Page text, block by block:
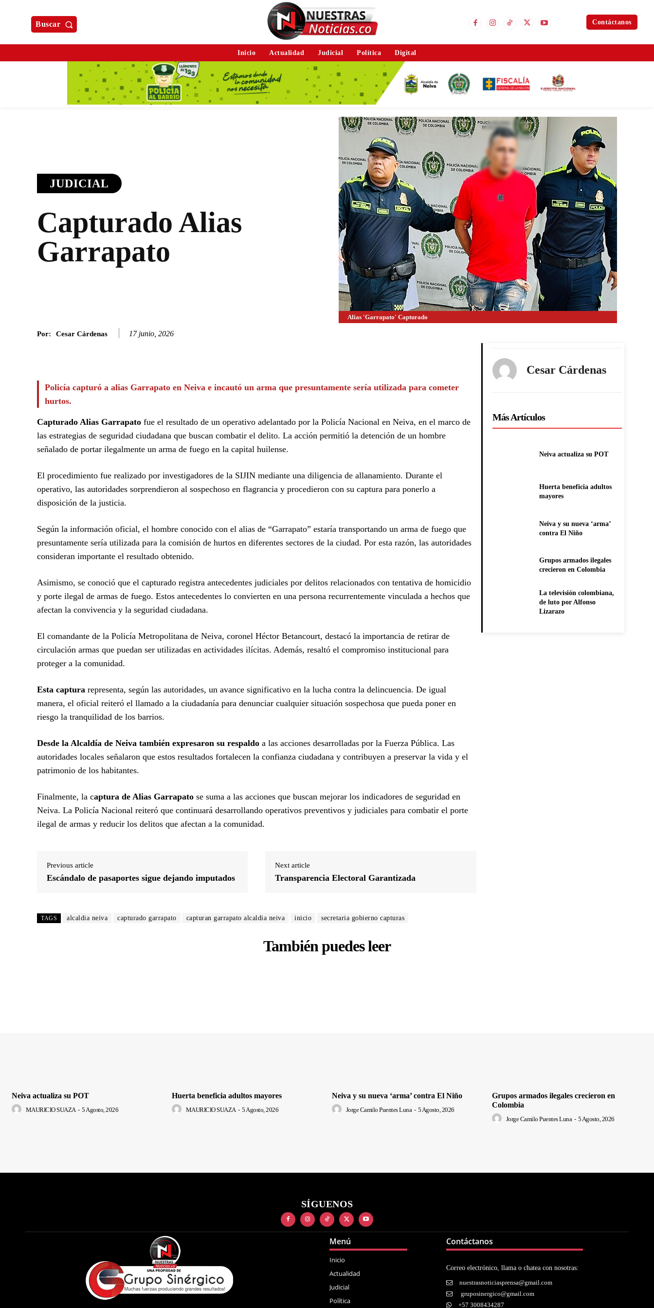
Buscar Contáctanos
Inicio Actualidad Judicial Política Digital
JUDICIAL
Capturado Alias
Garrapato
Alias 'Garrapato' Capturado
Por: Cesar Cárdenas 17 junio, 2026
Policía capturó a alias Garrapato en Neiva e incautó un arma que presuntamente sería utilizada para cometer
hurtos.
Capturado Alias Garrapato fue el resultado de un operativo adelantado por la Policía Nacional en Neiva, en el marco de
las estrategias de seguridad ciudadana que buscan combatir el delito. La acción permitió la detención de un hombre
señalado de portar ilegalmente un arma de fuego en la capital huilense.
El procedimiento fue realizado por investigadores de la SIJIN mediante una diligencia de allanamiento. Durante el
operativo, las autoridades sorprendieron al sospechoso en flagrancia y procedieron con su captura para ponerlo a
disposición de la justicia.
Según la información oficial, el hombre conocido con el alias de “Garrapato” estaría transportando un arma de fuego que
presuntamente sería utilizada para la comisión de hurtos en diferentes sectores de la ciudad. Por esta razón, las autoridades
consideran importante el resultado obtenido.
Asimismo, se conoció que el capturado registra antecedentes judiciales por delitos relacionados con tentativa de homicidio
y porte ilegal de armas de fuego. Estos antecedentes lo convierten en una persona recurrentemente vinculada a hechos que
afectan la convivencia y la seguridad ciudadana.
El comandante de la Policía Metropolitana de Neiva, coronel Héctor Betancourt, destacó la importancia de retirar de
circulación armas que puedan ser utilizadas en actividades ilícitas. Además, resaltó el compromiso institucional para
proteger a la comunidad.
Esta captura representa, según las autoridades, un avance significativo en la lucha contra la delincuencia. De igual
manera, el oficial reiteró el llamado a la ciudadanía para denunciar cualquier situación sospechosa que pueda poner en
riesgo la tranquilidad de los barrios.
Desde la Alcaldía de Neiva también expresaron su respaldo a las acciones desarrolladas por la Fuerza Pública. Las
autoridades locales señalaron que estos resultados fortalecen la confianza ciudadana y contribuyen a preservar la vida y el
patrimonio de los habitantes.
Finalmente, la captura de Alias Garrapato se suma a las acciones que buscan mejorar los indicadores de seguridad en
Neiva. La Policía Nacional reiteró que continuará desarrollando operativos preventivos y judiciales para combatir el porte
ilegal de armas y reducir los delitos que afectan a la comunidad.
Previous article
Escándalo de pasaportes sigue dejando imputados
Next article
Transparencia Electoral Garantizada
TAGS alcaldia neiva capturado garrapato capturan garrapato alcaldia neiva inicio secretaria gobierno capturas
Cesar Cárdenas
Más Artículos
Neiva actualiza su POT
Huerta beneficia adultos
mayores
Neiva y su nueva ‘arma’
contra El Niño
Grupos armados ilegales
crecieron en Colombia
La televisión colombiana,
de luto por Alfonso
Lizarazo
También puedes leer
Neiva actualiza su POT
MAURICIO SUAZA - 5 Agosto, 2026
Huerta beneficia adultos mayores
MAURICIO SUAZA - 5 Agosto, 2026
Neiva y su nueva ‘arma’ contra El Niño
Jorge Camilo Puentes Luna - 5 Agosto, 2026
Grupos armados ilegales crecieron en
Colombia
Jorge Camilo Puentes Luna - 5 Agosto, 2026
SÍGUENOS
Menú
Inicio
Actualidad
Judicial
Política
Contáctanos
Correo electrónico, llama o chatea con nosotras:
nuestrasnoticiasprensa@gmail.com
gruposinergico@gmail.com
+57 3008434287